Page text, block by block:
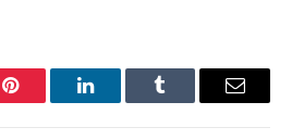
Pinterest LinkedInTumblr Email